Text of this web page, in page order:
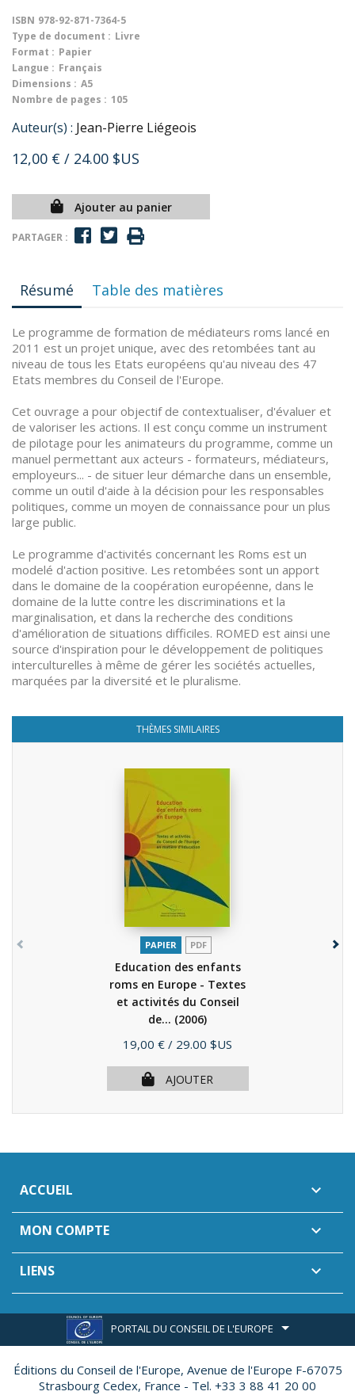
ISBN 978-92-871-7364-5
Type de document : Livre
Format : Papier
Langue : Français
Dimensions : A5
Nombre de pages : 105
Auteur(s) : Jean-Pierre Liégeois
12,00 € / 24.00 $US
Ajouter au panier
PARTAGER :
Résumé Table des matières
Le programme de formation de médiateurs roms lancé en
2011 est un projet unique, avec des retombées tant au
niveau de tous les Etats européens qu'au niveau des 47
Etats membres du Conseil de l'Europe.
Cet ouvrage a pour objectif de contextualiser, d'évaluer et
de valoriser les actions. Il est conçu comme un instrument
de pilotage pour les animateurs du programme, comme un
manuel permettant aux acteurs - formateurs, médiateurs,
employeurs... - de situer leur démarche dans un ensemble,
comme un outil d'aide à la décision pour les responsables
politiques, comme un moyen de connaissance pour un plus
large public.
Le programme d'activités concernant les Roms est un
modelé d'action positive. Les retombées sont un apport
dans le domaine de la coopération européenne, dans le
domaine de la lutte contre les discriminations et la
marginalisation, et dans la recherche des conditions
d'amélioration de situations difficiles. ROMED est ainsi une
source d'inspiration pour le développement de politiques
interculturelles à même de gérer les sociétés actuelles,
marquées par la diversité et le pluralisme.
THÈMES SIMILAIRES
PAPIER PDF
Education des enfants
roms en Europe - Textes
et activités du Conseil
de... (2006)
Prix
19,00 € / 29.00 $US
AJOUTER
ACCUEIL 
MON COMPTE 
LIENS 
PORTAIL DU CONSEIL DE L'EUROPE
Éditions du Conseil de l'Europe, Avenue de l'Europe F-67075
Strasbourg Cedex, France - Tel. +33 3 88 41 20 00